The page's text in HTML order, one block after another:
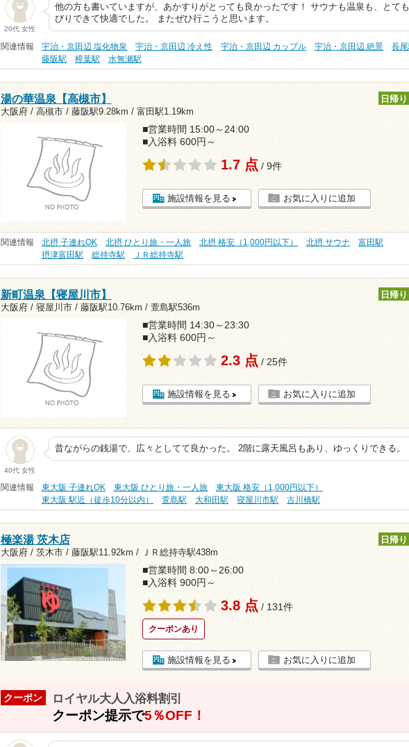
20代 女性
他の方も書いていますが、あかすりがとっても良かったです！ サウナも温泉も、とて
びりできて快適でした。 またぜひ行こうと思います。
関連情報 宇治・京田辺 塩化物泉 宇治・京田辺 冷え性 宇治・京田辺 カップル 宇治・京田辺 絶景
長
藤阪駅
樟葉駅 水無瀬駅
湯の華温泉【高槻市】
大阪府 / 高槻市 / 藤阪駅9.28km / 富田駅1.19km
日帰り
■営業時間 15:00～24:00
■入浴料 600円～
1.7 点 / 9件
施設情報を見る お気に入りに追加
関連情報 北摂 子連れOK 北摂 ひとり旅・一人旅 北摂 格安（1,000円以下） 北摂 サウナ
富田駅
摂津富田駅
総持寺駅 ＪＲ総持寺駅
新町温泉【寝屋川市】
大阪府 / 寝屋川市 / 藤阪駅10.76km / 萱島駅536m
日帰り
■営業時間 14:30～23:30
■入浴料 600円～
2.3 点 / 25件
施設情報を見る お気に入りに追加
40代 女性
昔ながらの銭湯で、広々としてて良かった。 2階に露天風呂もあり、ゆっくりできる。
関連情報 東大阪 子連れOK 東大阪 ひとり旅・一人旅
東大阪 格安（1,000円以下）
東大阪 駅近（徒歩10分以内）
萱島駅 大和田駅 寝屋川市駅 古川橋駅
極楽湯 茨木店
大阪府 / 茨木市 / 藤阪駅11.92km / ＪＲ総持寺駅438m
日帰り
■営業時間 8:00～26:00
■入浴料 900円～
3.8 点 / 131件
クーポンあり
施設情報を見る お気に入りに追加
クーポン ロイヤル大人入浴料割引
クーポン提示で5％OFF！